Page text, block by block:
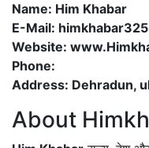
Name: Him Khabar
E-Mail:
Website:
Phone:
Address: Dehradun,
About